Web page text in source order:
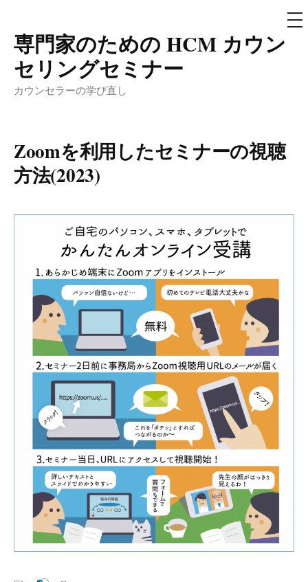
コ
ン
テ
ン
ス
キ
ッ
専門家のための HCM カウン
セリングセミナー
カウンセラーの学び直し
メ
ニ
Zoomを利用したセミナーの視聴
方法(2023)